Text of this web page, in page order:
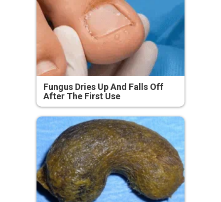
Fungus Dries Up And Falls Off
After The First Use